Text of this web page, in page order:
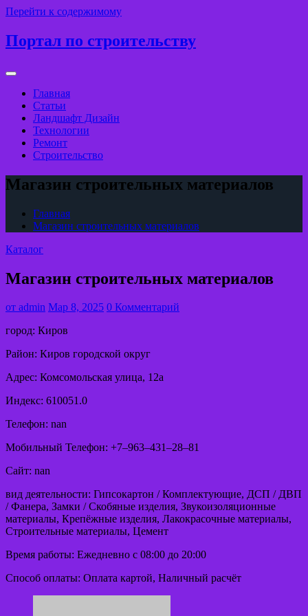
Перейти к содержимому
Портал по строительству
Главная
Статьи
Ландшафт Дизайн
Технологии
Ремонт
Строительство
Магазин строительных материалов
Главная
Магазин строительных материалов
Каталог
Магазин строительных материалов
от admin Мар 8, 2025 0 Комментарий
город: Киров
Район: Киров городской округ
Адрес: Комсомольская улица, 12а
Индекс: 610051.0
Телефон: nan
Мобильный Телефон: +7‒963‒431‒28‒81
Сайт: nan
вид деятельности: Гипсокартон / Комплектующие, ДСП / ДВП
/ Фанера, Замки / Скобяные изделия, Звукоизоляционные
материалы, Крепёжные изделия, Лакокрасочные материалы,
Строительные материалы, Цемент
Время работы: Ежедневно с 08:00 до 20:00
Способ оплаты: Оплата картой, Наличный расчёт